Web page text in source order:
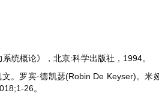
统概论》，北京:科学出版社，1994。
。罗宾·德凯瑟(Robin De Keyser)。
26。